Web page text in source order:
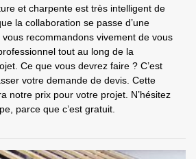
et charpente est très intelligent de
la collaboration se passe d’une
recommandons vivement de vous
tout au long de la
Ce que vous devrez faire ? C’est
votre demande de devis. Cette
notre prix pour votre projet. N’hésitez
parce que c’est gratuit.